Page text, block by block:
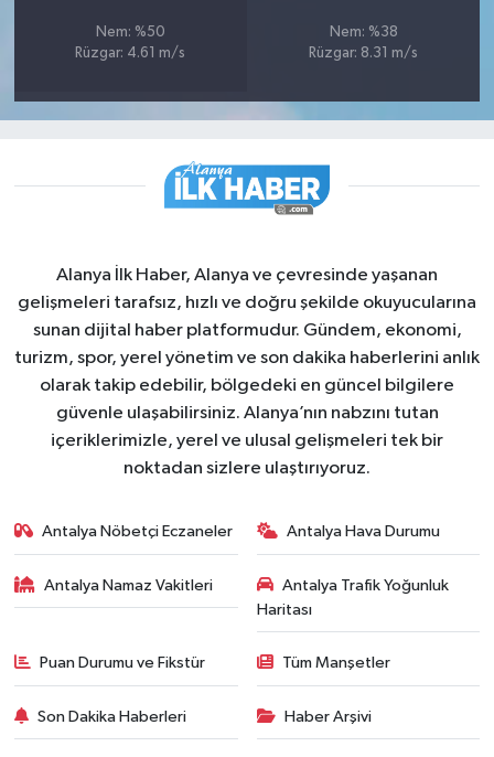
Nem: %50
Rüzgar: 4.61 m/s
Nem: %38
Rüzgar: 8.31 m/s
Alanya İlk Haber, Alanya ve çevresinde yaşanan
gelişmeleri tarafsız, hızlı ve doğru şekilde okuyucularına
sunan dijital haber platformudur. Gündem, ekonomi,
turizm, spor, yerel yönetim ve son dakika haberlerini anlık
olarak takip edebilir, bölgedeki en güncel bilgilere
güvenle ulaşabilirsiniz. Alanya’nın nabzını tutan
içeriklerimizle, yerel ve ulusal gelişmeleri tek bir
noktadan sizlere ulaştırıyoruz.
Antalya Nöbetçi Eczaneler Antalya Hava Durumu
Antalya Namaz Vakitleri
Antalya Trafik Yoğunluk
Haritası
Puan Durumu ve Fikstür Tüm Manşetler
Son Dakika Haberleri Haber Arşivi